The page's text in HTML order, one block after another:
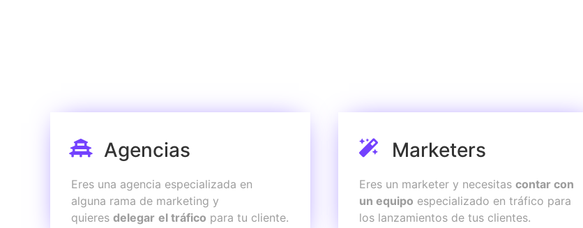
Agencias
Eres una agencia especializada en
alguna rama de marketing y
quieres delegar el tráfico para tu cliente.
Marketers
Eres un marketer y necesitascontar con
un equipo especializado en tráfico para
los lanzamientos de tus clientes.